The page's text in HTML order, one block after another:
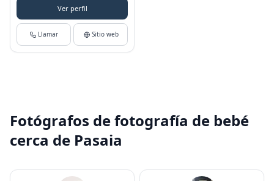
Ver perfil
Llamar Sitio web
Fotógrafos de fotografía de bebé
cerca de Pasaia